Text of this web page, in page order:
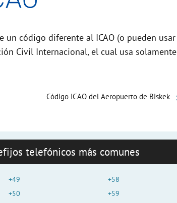
código diferente al ICAO (o pueden usar
Civil Internacional, el cual usa solamente
Código ICAO del Aeropuerto de Biskek
telefónicos más comunes
+49
+50
+58
+59